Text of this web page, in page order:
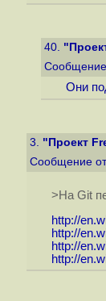
40.
Они
3. "Проект
Сообщение
>На Git
http://
http://
http://
http://